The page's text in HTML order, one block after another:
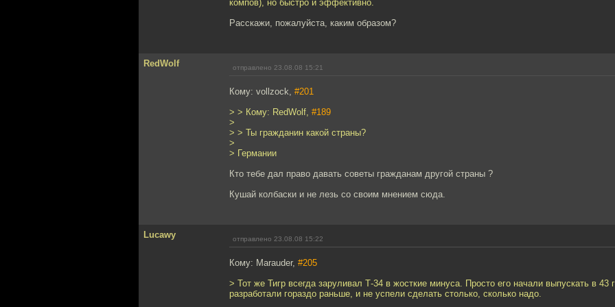
компов), но быстро и эффективно.
Расскажи, пожалуйста, каким образом?
RedWolf отправлено 23.08.08 15:21
Кому: vollzock, #201
> > Кому: RedWolf, #189
>
> > Ты гражданин какой страны?
>
> Германии
Кто тебе дал право давать советы гражданам другой страны ?
Кушай колбаски и не лезь со своим мнением сюда.
Lucawy отправлено 23.08.08 15:22
Кому: Marauder, #205
> Тот же Тигр всегда заруливал Т-34 в жосткие минуса. Просто его начали выпускать в 43
разработали гораздо раньше, и не успели сделать столько, сколько надо.